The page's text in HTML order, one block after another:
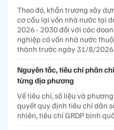
Theo đó, khẩn trương xây
cơ cấu lại vốn nhà nước tại
2026 - 2030 đối với các
nghiệp có vốn nhà nước
thành trước ngày 31/8/
Nguyên tắc, tiêu chí phân
từng địa phương
Về tiêu chí, số liệu và
quyết quy định tiêu chí dân
nhiên, tiêu chí GRDP bình